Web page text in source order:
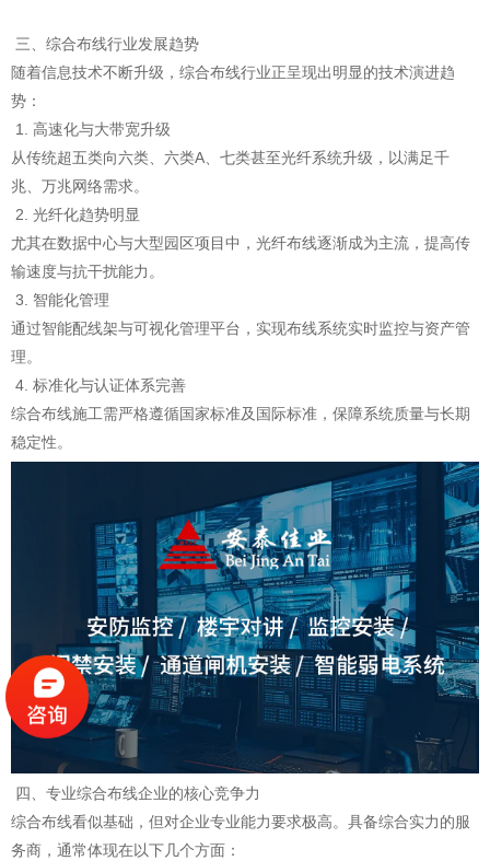
三、综合布线行业发展趋势
随着信息技术不断升级，综合布线行业正呈现出明显的技术演进趋
势：
1. 高速化与大带宽升级
从传统超五类向六类、六类A、七类甚至光纤系统升级，以满足千
兆、万兆网络需求。
2. 光纤化趋势明显
尤其在数据中心与大型园区项目中，光纤布线逐渐成为主流，提高传
输速度与抗干扰能力。
3. 智能化管理
通过智能配线架与可视化管理平台，实现布线系统实时监控与资产管
理。
4. 标准化与认证体系完善
综合布线施工需严格遵循国家标准及国际标准，保障系统质量与长期
稳定性。
四、专业综合布线企业的核心竞争力
综合布线看似基础，但对企业专业能力要求极高。具备综合实力的服
务商，通常体现在以下几个方面：